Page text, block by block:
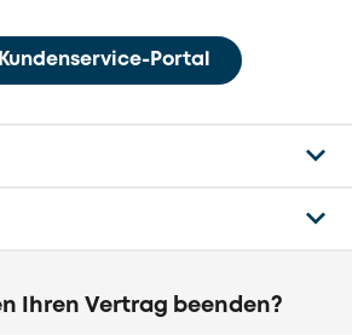
Portal
Ihren Vertrag beenden?